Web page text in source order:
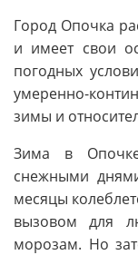
Город Опочка
и имеет свои
погодных
умеренно-
зимы и
Зима в Опочке
снежными
месяцы
вызовом для
морозам. Но